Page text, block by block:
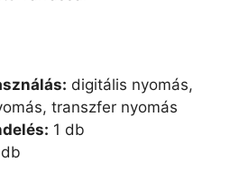
digitális nyomás,
transzfer nyomás
1 db